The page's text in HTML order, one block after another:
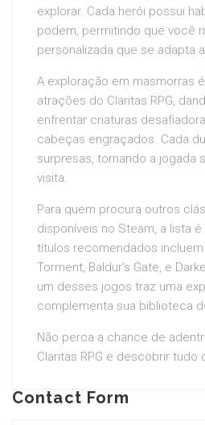
explorar. Cada herói possui
podem, permitindo que você
personalizada que se adapta
A exploração em masmorras
atrações do Claritas RPG,
enfrentar criaturas
cabeças engraçados. Cada
surpresas, tornando a jogada
visita.
Para quem procura outros
disponíveis no Steam, a lista
títulos recomendados incluem
Torment, Baldur’s Gate, e
um desses jogos traz uma
complementa sua biblioteca
Não perca a chance de
Claritas RPG e descobrir tudo
Contact Form